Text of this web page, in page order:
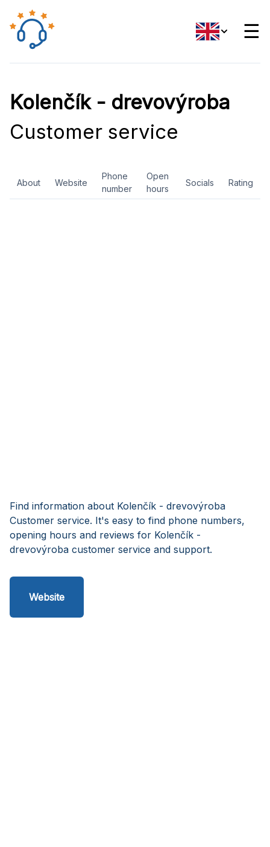
☰
Kolenčík - drevovýroba
Customer service
About Website
Phone
number
Open
hours
Socials Rating
Find information about Kolenčík - drevovýroba
Customer service. It's easy to find phone numbers,
opening hours and reviews for Kolenčík -
drevovýroba customer service and support.
Website